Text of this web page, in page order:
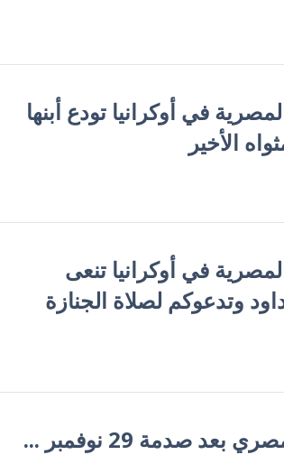
في أوكرانيا تودع أبنها
الأخير
في أوكرانيا تنعى
وتدعوكم لصلاة الجنازة
أوكرانيا بالعربية | صرخة مصري بعد صدمة 29 نوفمبر ...